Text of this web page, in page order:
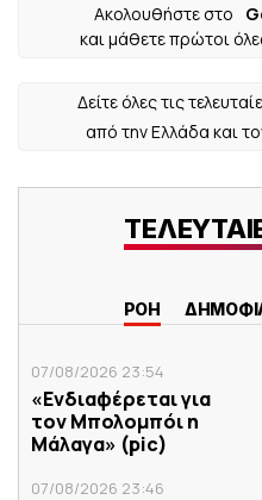
Ακολουθήστε στο
και μάθετε πρώτοι
Δείτε όλες τις
από την Ελλάδα και
ΡΟΗ
07/08/2026 23:54
«Ενδιαφέρεται για
τον Μπολομπόι η
Μάλαγα» (pic)
07/08/2026 23:46